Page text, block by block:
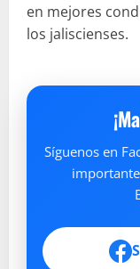
en mejores
los jaliscienses.
Síguenos en